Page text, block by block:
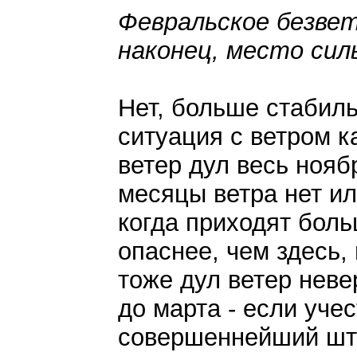
Февральское
наконец, место
Нет, больше
ситуация с ветром
ветер дул весь
месяцы ветра нет
когда приходят
опаснее, чем здесь,
тоже дул ветер
до марта - если
совершеннейший